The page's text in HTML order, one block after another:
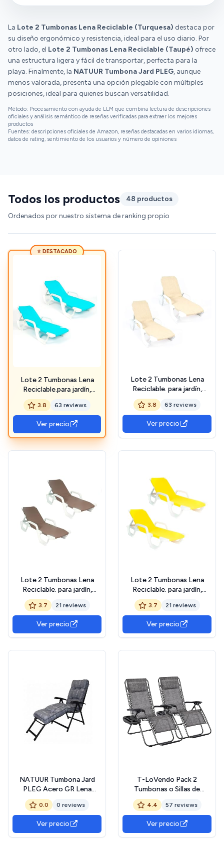
La Lote 2 Tumbonas Lena Reciclable (Turquesa) destaca por
su diseño ergonómico y resistencia, ideal para el uso diario. Por
otro lado, el Lote 2 Tumbonas Lena Reciclable (Taupé) ofrece
una estructura ligera y fácil de transportar, perfecta para la
playa. Finalmente, la NATUUR Tumbona Jard PLEG, aunque
menos valorada, presenta una opción plegable con múltiples
posiciones, ideal para quienes buscan versatilidad.
Método: Procesamiento con ayuda de LLM que combina lectura de descripciones
oficiales y análisis semántico de reseñas verificadas para extraer los mejores
productos
Fuentes: descripciones oficiales de Amazon, reseñas destacadas en varios idiomas,
datos de rating, sentimiento de los usuarios y número de opiniones
Todos los productos
48 productos
Ordenados por nuestro sistema de ranking propio
⭐ DESTACADO
Lote 2 Tumbonas Lena
Reciclable.para jardín,
Patio, Piscina, Playa,
terraza, áticos... Mobiliario
para Interior y Exterior
(Turquesa)
3.8 63 reviews
Ver precio
Lote 2 Tumbonas Lena
Reciclable. para jardín,
Patio, Piscina, Playa,
terraza, áticos... Mobiliario
para Interior y Exterior
(Beige)
3.8 63 reviews
Ver precio
Lote 2 Tumbonas Lena
Reciclable. para jardín,
Patio, Piscina, Playa,
terraza, áticos... Mobiliario
para Interior y Exterior
(Taupé)
3.7 21 reviews
Ver precio
Lote 2 Tumbonas Lena
Reciclable. para jardín,
Patio, Piscina, Playa,
terraza, áticos... Mobiliario
para Interior y Exterior
(Yellow)
3.7 21 reviews
Ver precio
NATUUR Tumbona Jard
PLEG Acero GR Lena
Writings 7 POSIC. R/P
0.0 0 reviews
Ver precio
T-LoVendo Pack 2
Tumbonas o Sillas de
Exterior Plegables para
jardín, Playa, Piscina,
terraza. Gravedad Zero 2
Unidades, Acero Ligero,
Portavasos y
4.4 57 reviews
Ver precio